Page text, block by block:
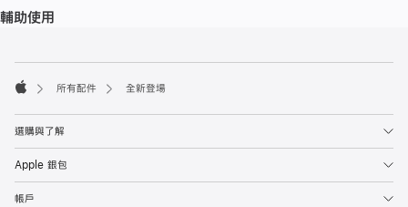
輔助使用
腳
所有配件 全新登場
選購與了解
Apple 銀包
帳戶